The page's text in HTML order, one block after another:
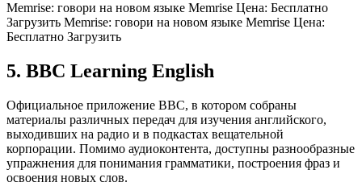
Memrise: говори на новом языке Memrise Цена: Бесплатно
Загрузить Memrise: говори на новом языке Memrise Цена:
Бесплатно Загрузить
5. BBC Learning English
Официальное приложение BBC, в котором собраны
материалы различных передач для изучения английского,
выходивших на радио и в подкастах вещательной
корпорации. Помимо аудиоконтента, доступны разнообразные
упражнения для понимания грамматики, построения фраз и
освоения новых слов.